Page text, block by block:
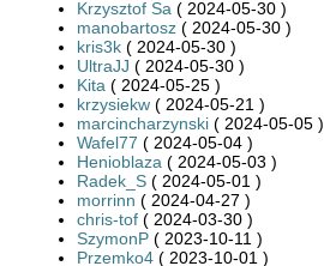
Krzysztof Sa ( 2024-05-30 )
manobartosz ( 2024-05-30 )
kris3k ( 2024-05-30 )
UltraJJ ( 2024-05-30 )
Kita ( 2024-05-25 )
krzysiekw ( 2024-05-21 )
marcincharzynski ( 2024-05-05 )
Wafel77 ( 2024-05-04 )
Henioblaza ( 2024-05-03 )
Radek_S ( 2024-05-01 )
morrinn ( 2024-04-27 )
chris-tof ( 2024-03-30 )
SzymonP ( 2023-10-11 )
Przemko4 ( 2023-10-01 )